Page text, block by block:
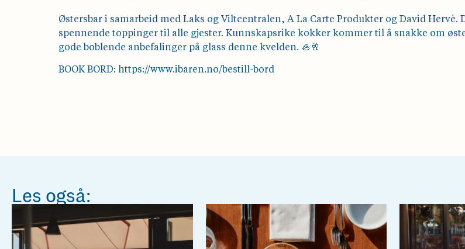
Østersbar i samarbeid med Laks og Viltcentralen, A La Carte Produkter og David Hervè.
spennende toppinger til alle gjester. Kunnskapsrike kokker kommer til å snakke om
gode boblende anbefalinger på glass denne kvelden. 🦪🥂
BOOK BORD: https://www.ibaren.no/bestill-bord
Les også: